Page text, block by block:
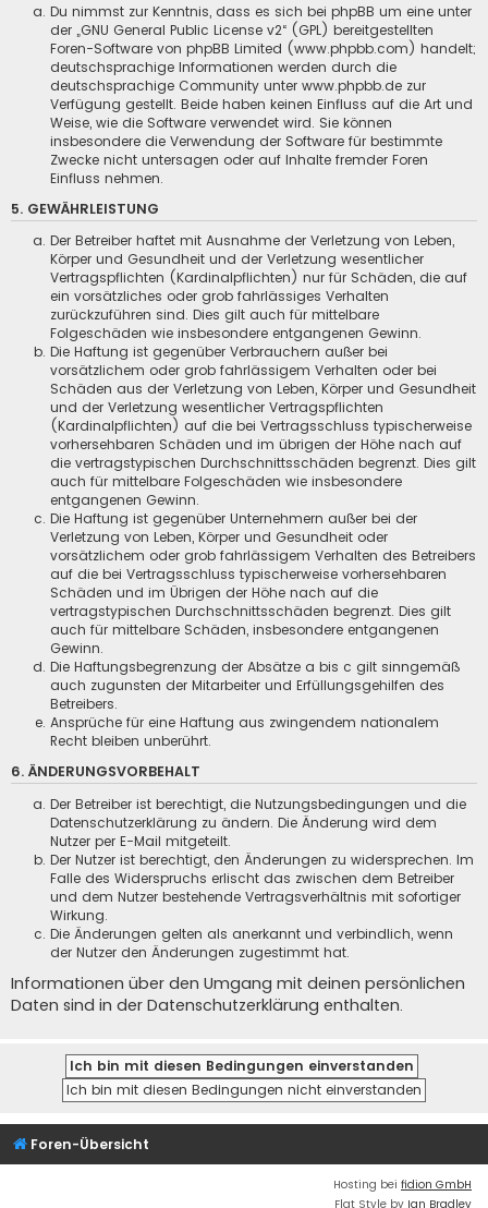
Du nimmst zur Kenntnis, dass es sich bei phpBB um eine unter
der „GNU General Public License v2“ (GPL) bereitgestellten
Foren-Software von phpBB Limited (www.phpbb.com) handelt;
deutschsprachige Informationen werden durch die
deutschsprachige Community unter www.phpbb.de zur
Verfügung gestellt. Beide haben keinen Einfluss auf die Art und
Weise, wie die Software verwendet wird. Sie können
insbesondere die Verwendung der Software für bestimmte
Zwecke nicht untersagen oder auf Inhalte fremder Foren
Einfluss nehmen.
5. GEWÄHRLEISTUNG
Der Betreiber haftet mit Ausnahme der Verletzung von Leben,
Körper und Gesundheit und der Verletzung wesentlicher
Vertragspflichten (Kardinalpflichten) nur für Schäden, die auf
ein vorsätzliches oder grob fahrlässiges Verhalten
zurückzuführen sind. Dies gilt auch für mittelbare
Folgeschäden wie insbesondere entgangenen Gewinn.
Die Haftung ist gegenüber Verbrauchern außer bei
vorsätzlichem oder grob fahrlässigem Verhalten oder bei
Schäden aus der Verletzung von Leben, Körper und Gesundheit
und der Verletzung wesentlicher Vertragspflichten
(Kardinalpflichten) auf die bei Vertragsschluss typischerweise
vorhersehbaren Schäden und im übrigen der Höhe nach auf
die vertragstypischen Durchschnittsschäden begrenzt. Dies gilt
auch für mittelbare Folgeschäden wie insbesondere
entgangenen Gewinn.
Die Haftung ist gegenüber Unternehmern außer bei der
Verletzung von Leben, Körper und Gesundheit oder
vorsätzlichem oder grob fahrlässigem Verhalten des Betreibers
auf die bei Vertragsschluss typischerweise vorhersehbaren
Schäden und im Übrigen der Höhe nach auf die
vertragstypischen Durchschnittsschäden begrenzt. Dies gilt
auch für mittelbare Schäden, insbesondere entgangenen
Gewinn.
Die Haftungsbegrenzung der Absätze a bis c gilt sinngemäß
auch zugunsten der Mitarbeiter und Erfüllungsgehilfen des
Betreibers.
Ansprüche für eine Haftung aus zwingendem nationalem
Recht bleiben unberührt.
6. ÄNDERUNGSVORBEHALT
Der Betreiber ist berechtigt, die Nutzungsbedingungen und die
Datenschutzerklärung zu ändern. Die Änderung wird dem
Nutzer per E-Mail mitgeteilt.
Der Nutzer ist berechtigt, den Änderungen zu widersprechen. Im
Falle des Widerspruchs erlischt das zwischen dem Betreiber
und dem Nutzer bestehende Vertragsverhältnis mit sofortiger
Wirkung.
Die Änderungen gelten als anerkannt und verbindlich, wenn
der Nutzer den Änderungen zugestimmt hat.
Informationen über den Umgang mit deinen persönlichen
Daten sind in der Datenschutzerklärung enthalten.
Foren-Übersicht
Hosting bei fidion GmbH
Flat Style by Ian Bradley